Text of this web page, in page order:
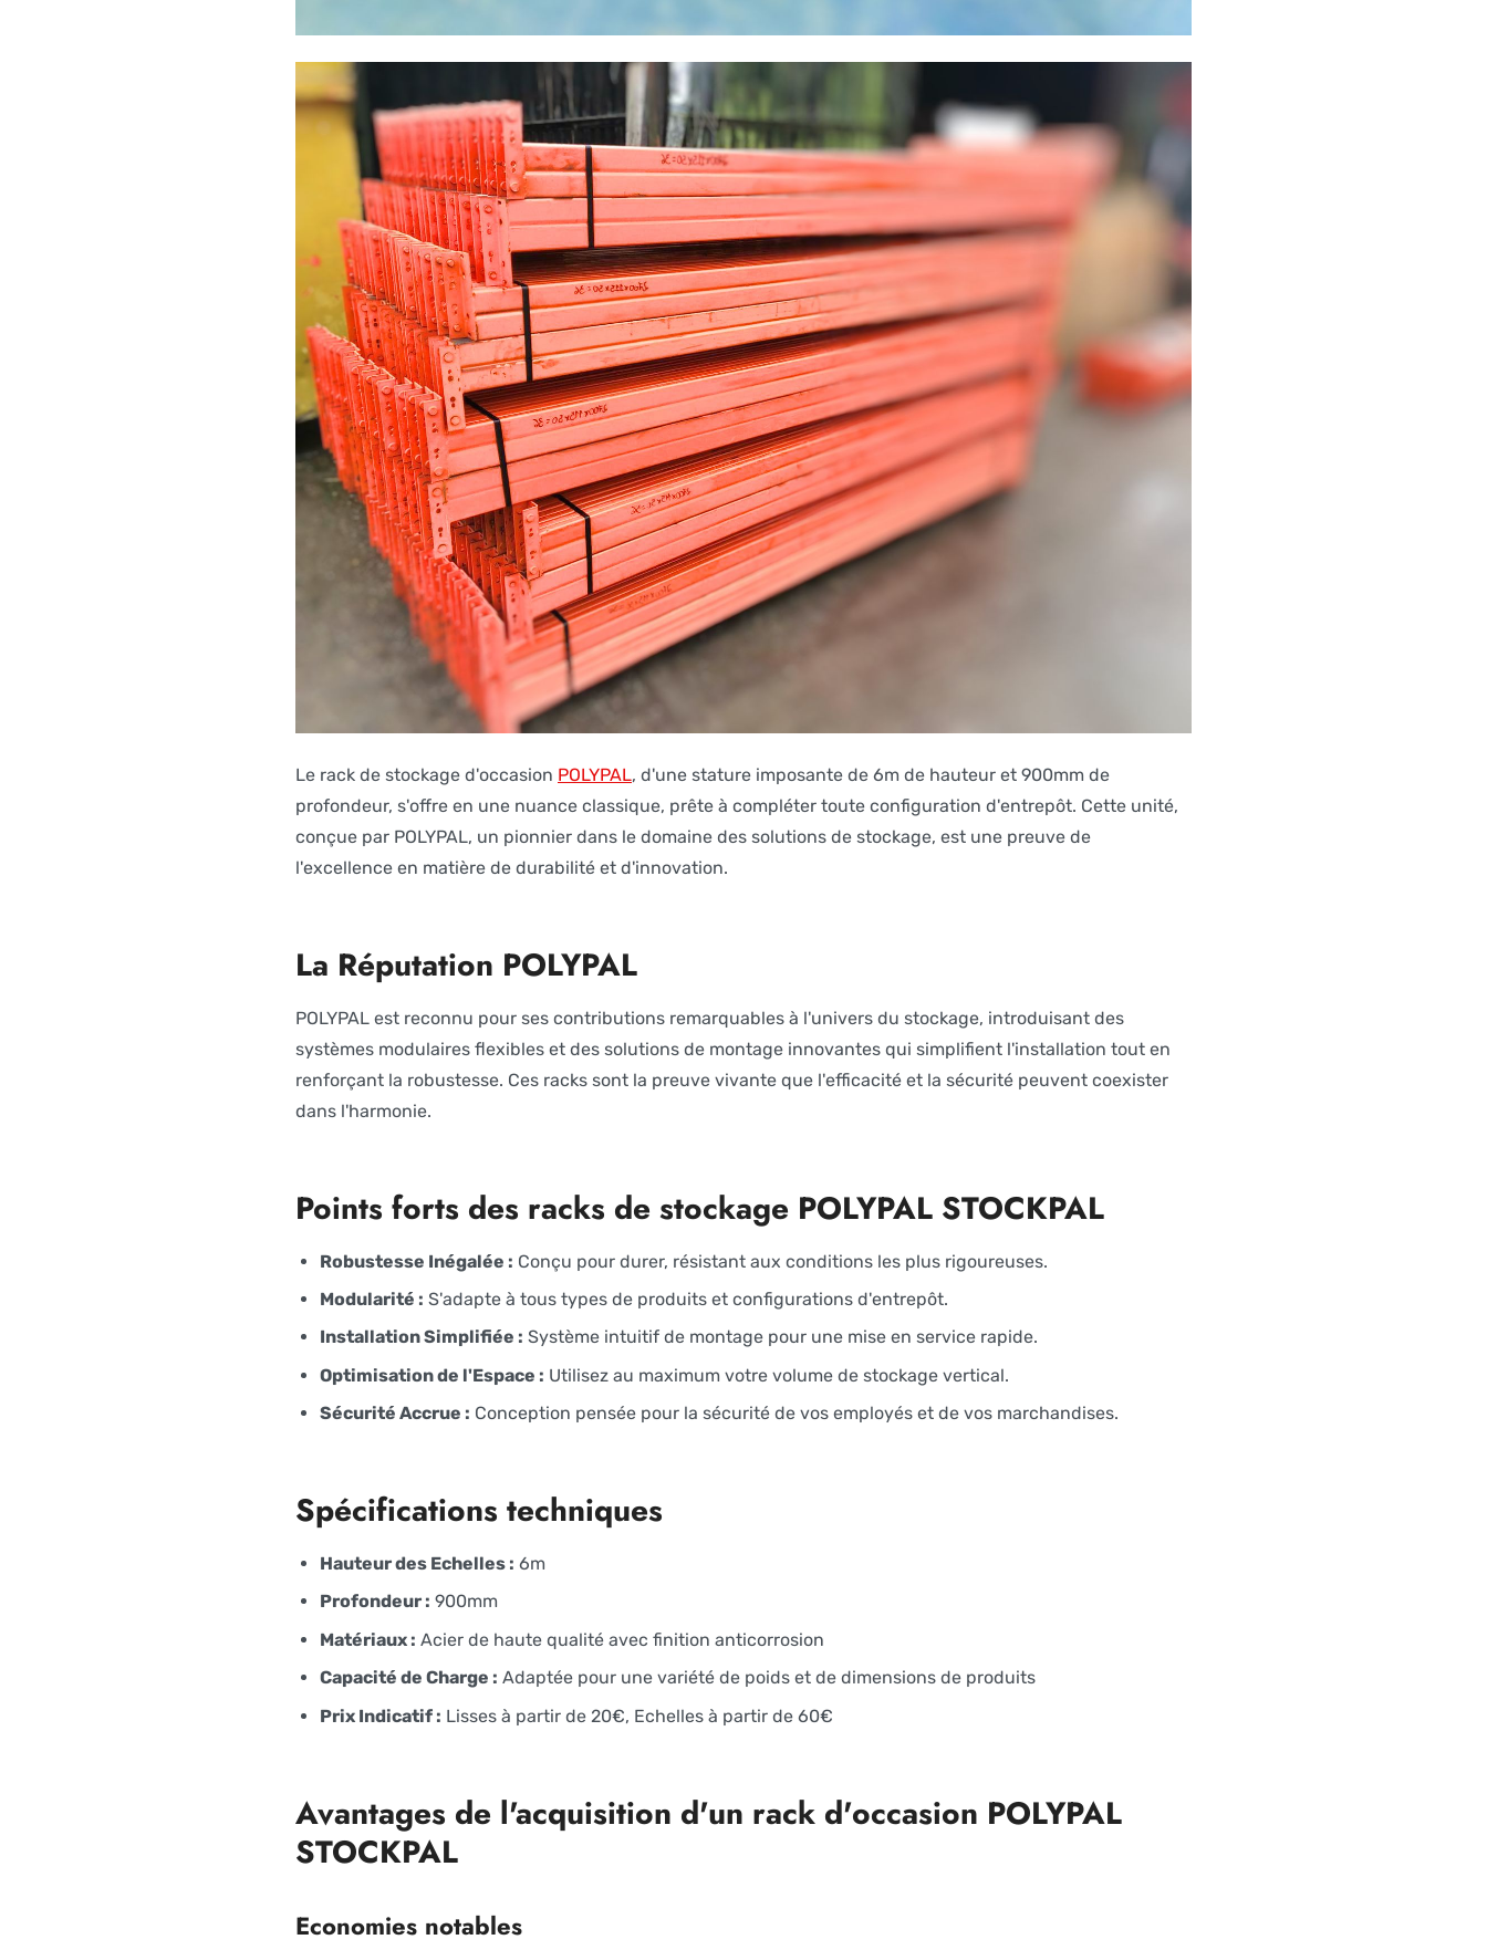
Le rack de stockage d'occasion POLYPAL, d'une stature imposante de 6m de hauteur et 900mm de
profondeur, s'offre en une nuance classique, prête à compléter toute configuration d'entrepôt. Cette unité,
conçue par POLYPAL, un pionnier dans le domaine des solutions de stockage, est une preuve de
l'excellence en matière de durabilité et d'innovation.
La Réputation POLYPAL
POLYPAL est reconnu pour ses contributions remarquables à l'univers du stockage, introduisant des
systèmes modulaires flexibles et des solutions de montage innovantes qui simplifient l'installation tout en
renforçant la robustesse. Ces racks sont la preuve vivante que l'efficacité et la sécurité peuvent coexister
dans l'harmonie.
Points forts des racks de stockage POLYPAL STOCKPAL
Robustesse Inégalée : Conçu pour durer, résistant aux conditions les plus rigoureuses.
Modularité : S'adapte à tous types de produits et configurations d'entrepôt.
Installation Simplifiée : Système intuitif de montage pour une mise en service rapide.
Optimisation de l'Espace : Utilisez au maximum votre volume de stockage vertical.
Sécurité Accrue : Conception pensée pour la sécurité de vos employés et de vos marchandises.
Spécifications techniques
Hauteur des Echelles : 6m
Profondeur : 900mm
Matériaux : Acier de haute qualité avec finition anticorrosion
Capacité de Charge : Adaptée pour une variété de poids et de dimensions de produits
Prix Indicatif : Lisses à partir de 20€, Echelles à partir de 60€
Avantages de l'acquisition d'un rack d'occasion POLYPAL
STOCKPAL
Economies notables